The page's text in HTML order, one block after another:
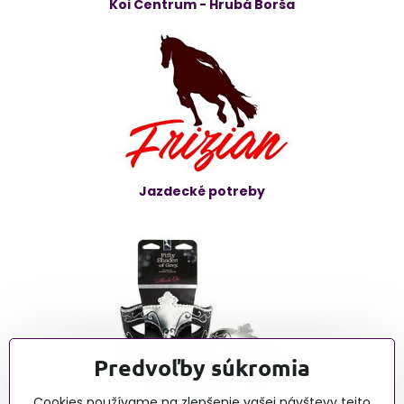
Koi Centrum - Hrubá Borša
Jazdecké potreby
Predvoľby súkromia